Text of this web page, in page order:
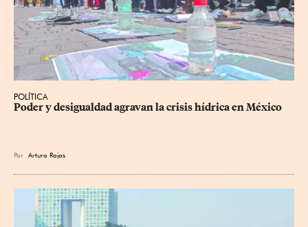
POLÍTICA
Poder y desigualdad agravan la crisis hídrica en México
Por Arturo Rojas